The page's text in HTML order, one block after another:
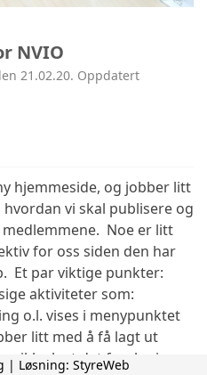
NVIO
21.02.20. Oppdatert
hjemmeside, og jobber litt
vi skal publisere og
Noe er litt
for oss siden den har
Et par viktige punkter:
aktiviteter som:
o.l. vises i menypunktet
litt med å få lagt ut
ikke løst det foreløpig.
| Løsning: StyreWeb